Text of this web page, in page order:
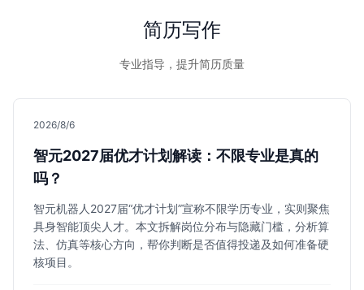
简历写作
专业指导，提升简历质量
2026/8/6
智元2027届优才计划解读：不限专业是真的
吗？
智元机器人2027届“优才计划”宣称不限学历专业，实则聚焦
具身智能顶尖人才。本文拆解岗位分布与隐藏门槛，分析算
法、仿真等核心方向，帮你判断是否值得投递及如何准备硬
核项目。